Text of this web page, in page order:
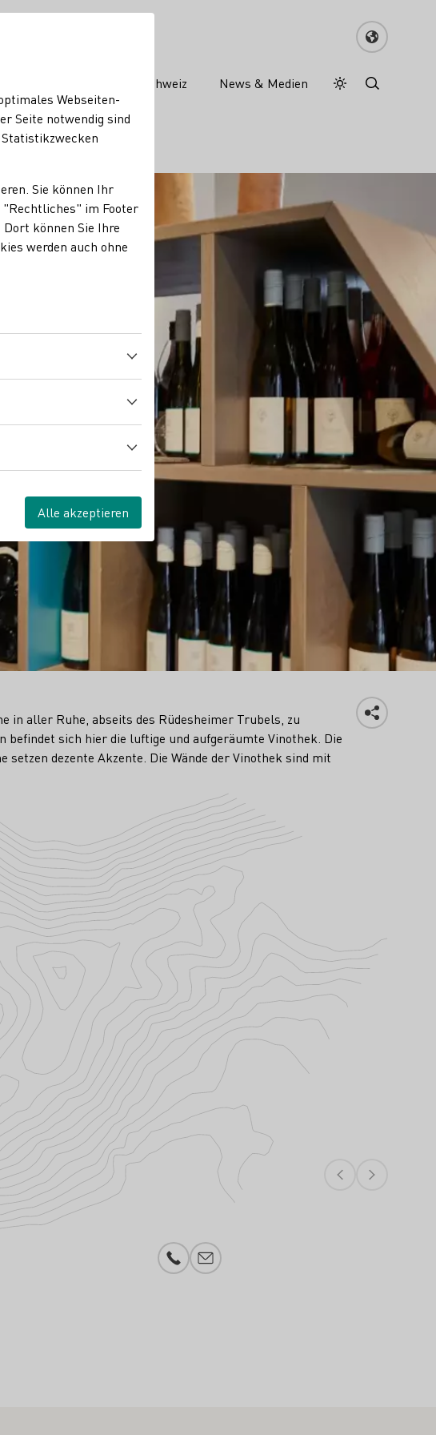
Deutscher Wein in der Schweiz News & Medien Tagesmodus
Nachtmodus
in aller Ruhe, abseits des Rüdesheimer Trubels, zu
befindet sich hier die luftige und aufgeräumte Vinothek. Die
dezente Akzente. Die Wände der Vinothek sind mit
Telefonnummer
E-Mail-Adresse
Webseiten-
Seite notwendig sind
Sie können Ihr
"Rechtliches" im Footer
können Sie Ihre
werden auch ohne
Alle akzeptieren